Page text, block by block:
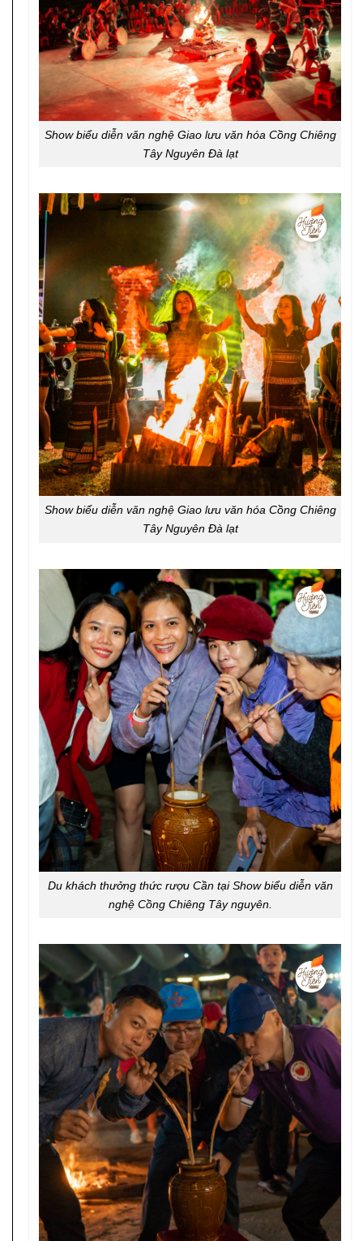
Show biểu diễn văn nghệ Giao lưu văn hóa Cồng Chiêng
Tây Nguyên Đà lạt
Show biểu diễn văn nghệ Giao lưu văn hóa Cồng Chiêng
Tây Nguyên Đà lạt
Du khách thưởng thức rượu Cần tại Show biểu diễn văn
nghệ Cồng Chiêng Tây nguyên.